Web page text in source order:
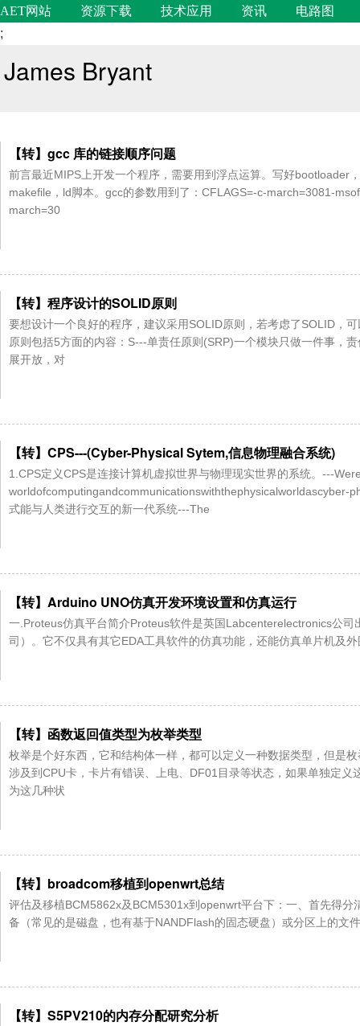
AET网站 资源下载 技术应用 资讯
电路图
;
James Bryant
【转】gcc 库的链接顺序问题
前言最近MIPS上开发一个程序，需要用到浮点运算。写好
makefile，ld脚本。gcc的参数用到了：CFLAGS=-c-march=3081-
march=30
【转】程序设计的SOLID原则
要想设计一个良好的程序，建议采用SOLID原则，若考虑了SOLID，
原则包括5方面的内容：S---单责任原则(SRP)一个模块只做一件事，
展开放，对
【转】CPS---(Cyber-Physical Sytem,信息物理融合系统)
1.CPS定义CPS是连接计算机虚拟世界与物理现实世界的系统。---
worldofcomputingandcommunicationswiththephysicalworldascyber-
式能与人类进行交互的新一代系统---The
【转】Arduino UNO仿真开发环境设置和仿真运行
一.Proteus仿真平台简介Proteus软件是英国Labcenterelectronics公
司）。它不仅具有其它EDA工具软件的仿真功能，还能仿真单片机及
【转】函数返回值类型为枚举类型
枚举是个好东西，它和结构体一样，都可以定义一种数据类型，但是
涉及到CPU卡，卡片有错误、上电、DF01目录等状态，如果单独定
为这几种状
【转】broadcom移植到openwrt总结
评估及移植BCM5862x及BCM5301x到openwrt平台下：一、首先得
备（常见的是磁盘，也有基于NANDFlash的固态硬盘）或分区上的文
【转】S5PV210的内存分配研究分析